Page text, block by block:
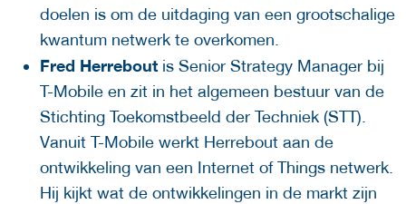
doelen is om de uitdaging van een grootschalige
kwantum netwerk te overkomen.
Fred Herrebout is Senior Strategy Manager bij
T-Mobile en zit in het algemeen bestuur van de
Stichting Toekomstbeeld der Techniek (STT).
Vanuit T-Mobile werkt Herrebout aan de
ontwikkeling van een Internet of Things netwerk.
Hij kijkt wat de ontwikkelingen in de markt zijn